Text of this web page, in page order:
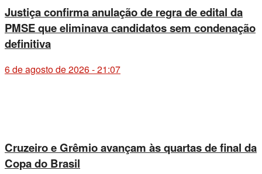
Justiça confirma anulação de regra de edital da
PMSE que eliminava candidatos sem condenação
definitiva
6 de agosto de 2026 - 21:07
Cruzeiro e Grêmio avançam às quartas de final da
Copa do Brasil